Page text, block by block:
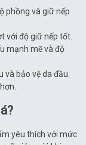
phồng và giữ nếp
với độ giữ nếp tốt.
mạnh mẽ và độ
và bảo vệ da đầu.
yêu thích với mức